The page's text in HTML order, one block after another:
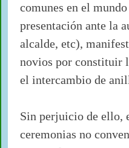
comunes en el
presentación ante la
alcalde, etc),
novios por constituir
el intercambio de
Sin perjuicio de ello,
ceremonias no